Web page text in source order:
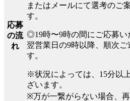
応募
の流
れ
またはメールにて選考のご
す。
◎19時〜9時の間にご応募
翌営業日の9時以降、順次ご
す。
※状況によっては、15分以
ざいます。
※万が一繋がらない場合、